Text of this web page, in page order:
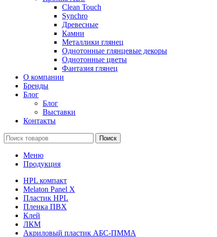
Clean Touch
Synchro
Древесные
Камни
Металлики глянец
Однотонные глянцевые декоры
Однотонные цветы
Фантазия глянец
О компании
Бренды
Блог
Блог
Выставки
Контакты
Поиск
Меню
Продукция
HPL компакт
Melaton Panel X
Пластик HPL
Пленка ПВХ
Клей
ЛКМ
Акриловый пластик АБС-ПММА